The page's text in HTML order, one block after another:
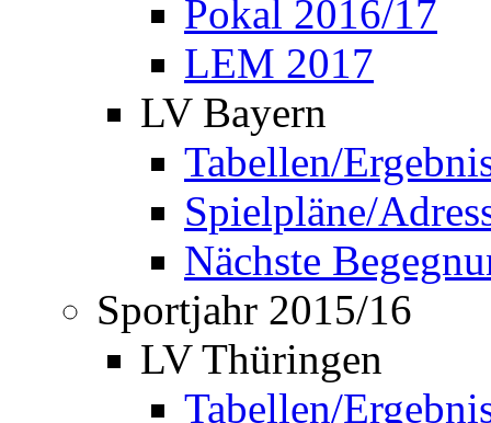
Pokal 2016/17
LEM 2017
LV Bayern
Tabellen/
Spielpläne/
Nächste
Sportjahr 2015/16
LV Thüringen
Tabellen/